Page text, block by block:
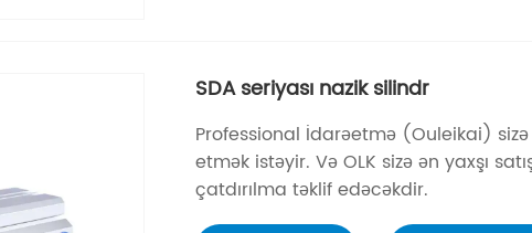
SDA seriyası nazik silindr
Professional İdarəetmə (Ouleikai)
etmək istəyir. Və OLK sizə ən yaxşı
çatdırılma təklif edəcəkdir.